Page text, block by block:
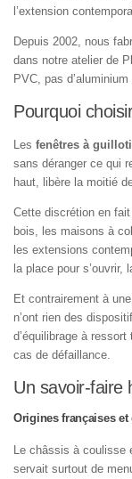
l’extension
Depuis 2002, nous
dans notre atelier de
PVC, pas
Pourquoi
Les fenêtres à
sans déranger ce qui
haut, libère la moitié
Cette discrétion en
bois, les maisons à
les extensions
la place pour
Et contrairement à
n’ont rien des
d’équilibrage à
cas de défaillance.
Un savoir-faire
Origines françaises
Le châssis à coulisse
servait surtout de